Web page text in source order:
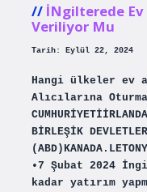
İNgilterede Ev
Veriliyor Mu
Tarih: Eylül 22, 2024
Hangi ülkeler ev
Alıcılarına
BİRLEŞİK
•7 Şubat 2024
kadar yatırım